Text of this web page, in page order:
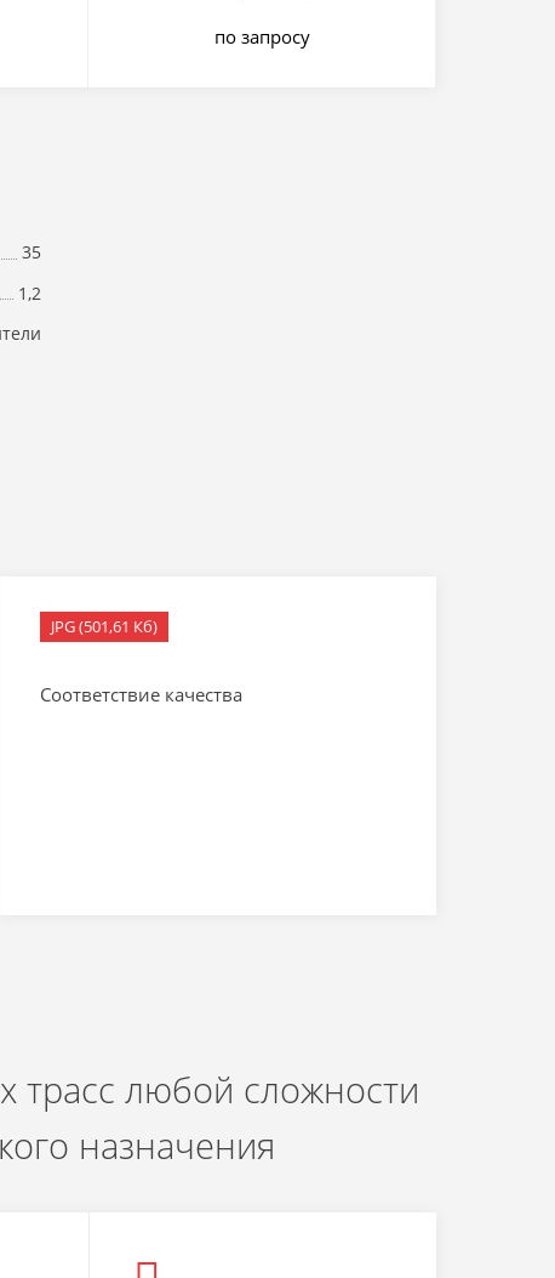
по запросу
35
1,2
JPG (501,61 Кб)
Соответствие качества
трасс любой сложности
назначения